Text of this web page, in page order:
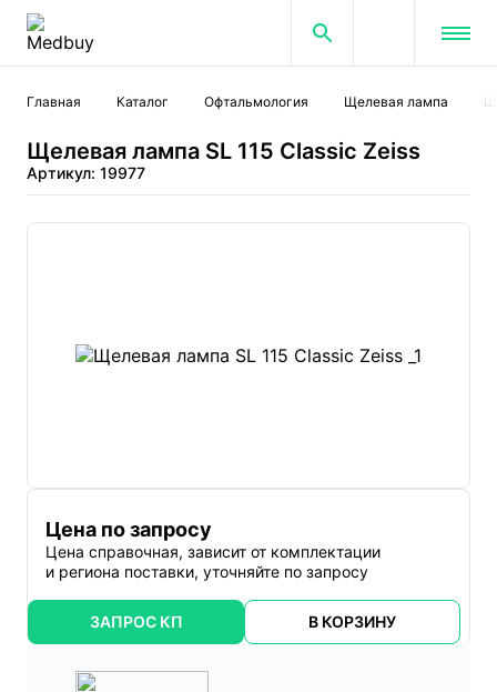
Главная Каталог Офтальмология Щелевая лампа
Щелевая лампа SL 115 Classic Zeiss
Артикул: 19977
Цена по запросу
Цена справочная, зависит от комплектации
и региона поставки, уточняйте по запросу
ЗАПРОС КП В КОРЗИНУ